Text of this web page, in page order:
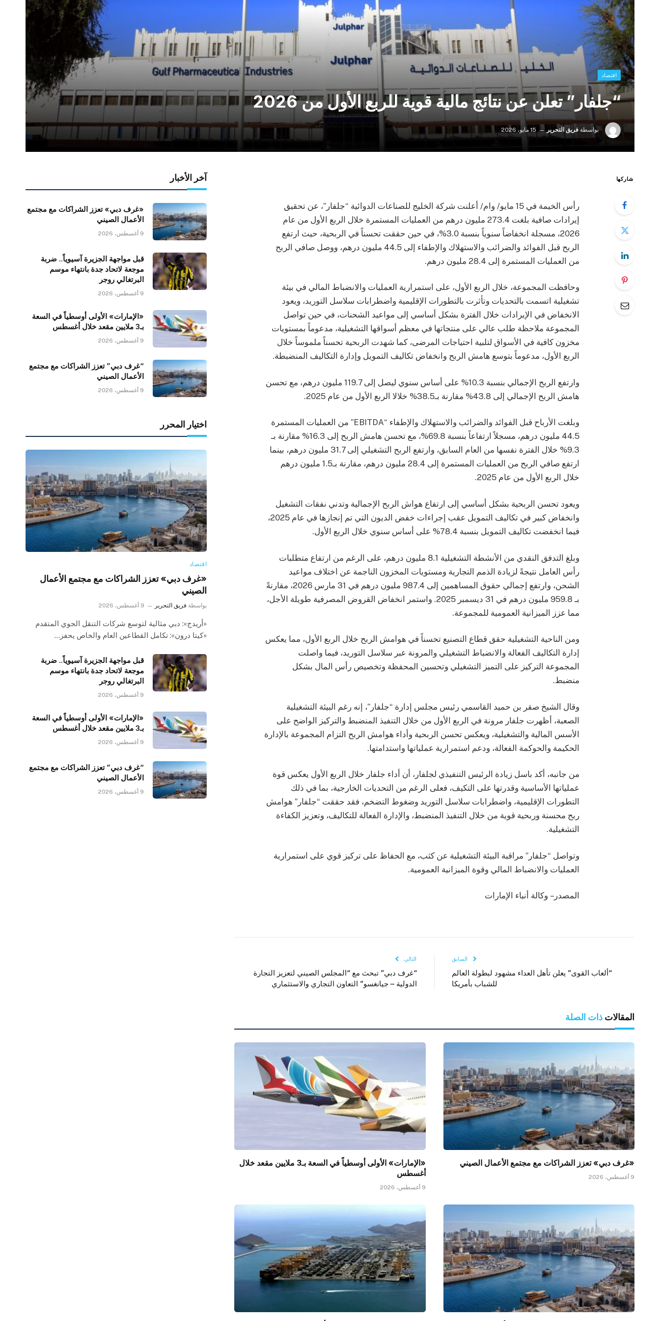
اقتصاد
“جلفار” تعلن عن نتائج مالية قوية للربع الأول من 2026
بواسطة فريق التحرير 15 مايو، 2026
شاركها
رأس الخيمة في 15 مايو/ وام/ أعلنت شركة الخليج للصناعات الدوائية “جلفار”، عن تحقيق
إيرادات صافية بلغت 273.4 مليون درهم من العمليات المستمرة خلال الربع الأول من عام
2026، مسجلة انخفاضاً سنوياً بنسبة 3.0%، في حين حققت تحسناً في الربحية، حيث ارتفع
الربح قبل الفوائد والضرائب والاستهلاك والإطفاء إلى 44.5 مليون درهم، ووصل صافي الربح
من العمليات المستمرة إلى 28.4 مليون درهم.
وحافظت المجموعة، خلال الربع الأول، على استمرارية العمليات والانضباط المالي في بيئة
تشغيلية اتسمت بالتحديات وتأثرت بالتطورات الإقليمية واضطرابات سلاسل التوريد، ويعود
الانخفاض في الإيرادات خلال الفترة بشكل أساسي إلى مواعيد الشحنات، في حين تواصل
المجموعة ملاحظة طلب عالي على منتجاتها في معظم أسواقها التشغيلية، مدعوماً بمستويات
مخزون كافية في الأسواق لتلبية احتياجات المرضى، كما شهدت الربحية تحسناً ملموساً خلال
الربع الأول، مدعوماً بتوسع هامش الربح وانخفاض تكاليف التمويل وإدارة التكاليف المنضبطة.
وارتفع الربح الإجمالي بنسبة 10.3% على أساس سنوي ليصل إلى 119.7 مليون درهم، مع تحسن
هامش الربح الإجمالي إلى 43.8% مقارنة بـ38.5% خلالا الربع الأول من عام 2025.
وبلغت الأرباح قبل الفوائد والضرائب والاستهلاك والإطفاء “EBITDA” من العمليات المستمرة
44.5 مليون درهم، مسجلاً ارتفاعاً بنسبة 69.8%، مع تحسن هامش الربح إلى 16.3% مقارنة بـ
9.3% خلال الفترة نفسها من العام السابق، وارتفع الربح التشغيلي إلى 31.7 مليون درهم، بينما
ارتفع صافي الربح من العمليات المستمرة إلى 28.4 مليون درهم، مقارنة بـ1.5 مليون درهم
خلال الربع الأول من عام 2025.
ويعود تحسن الربحية بشكل أساسي إلى ارتفاع هواش الربح الإجمالية وتدني نفقات التشغيل
وانخفاض كبير في تكاليف التمويل عقب إجراءات خفض الديون التي تم إنجازها في عام 2025،
فيما انخفضت تكاليف التمويل بنسبة 78.4% على أساس سنوي خلال الربع الأول.
وبلغ التدفق النقدي من الأنشطة التشغيلية 8.1 مليون درهم، على الرغم من ارتفاع متطلبات
رأس العامل نتيجةً لزيادة الذمم التجارية ومستويات المخزون الناجمة عن اختلاف مواعيد
الشحن، وارتفع إجمالي حقوق المساهمين إلى 987.4 مليون درهم في 31 مارس 2026، مقارنةً
بـ 959.8 مليون درهم في 31 ديسمبر 2025. واستمر انخفاض القروض المصرفية طويلة الأجل،
مما عزز الميزانية العمومية للمجموعة.
ومن الناحية التشغيلية حقق قطاع التصنيع تحسناً في هوامش الربح خلال الربع الأول، مما يعكس
إدارة التكاليف الفعالة والانضباط التشغيلي والمرونة عبر سلاسل التوريد، فيما واصلت
المجموعة التركيز على التميز التشغيلي وتحسين المحفظة وتخصيص رأس المال بشكل
منضبط.
وقال الشيخ صقر بن حميد القاسمي رئيس مجلس إدارة “جلفار”، إنه رغم البيئة التشغيلية
الصعبة، أظهرت جلفار مرونة في الربع الأول من خلال التنفيذ المنضبط والتركيز الواضح على
الأسس المالية والتشغيلية، ويعكس تحسن الربحية وأداء هوامش الربح التزام المجموعة بالإدارة
الحكيمة والحوكمة الفعالة، ودعم استمرارية عملياتها واستدامتها.
من جانبه، أكد باسل زيادة الرئيس التنفيذي لجلفار، أن أداء جلفار خلال الربع الأول يعكس قوة
عملياتها الأساسية وقدرتها على التكيف، فعلى الرغم من التحديات الخارجية، بما في ذلك
التطورات الإقليمية، واضطرابات سلاسل التوريد وضغوط التضخم، فقد حققت “جلفار” هوامش
ربح محسنة وربحية قوية من خلال التنفيذ المنضبط، والإدارة الفعالة للتكاليف، وتعزيز الكفاءة
التشغيلية.
وتواصل “جلفار” مراقبة البيئة التشغيلية عن كثب، مع الحفاظ على تركيز قوي على استمرارية
العمليات والانضباط المالي وقوة الميزانية العمومية.
المصدر – وكالة أنباء الإمارات
السابق
“ألعاب القوى” يعلن تأهل العداء مشهود لبطولة العالم
للشباب بأمريكا
التالي
“غرف دبي” تبحث مع “المجلس الصيني لتعزيز التجارة
الدولية – جيانغسو” التعاون التجاري والاستثماري
المقالات ذات الصلة
«غرف دبي» تعزز الشراكات مع مجتمع الأعمال الصيني
9 أغسطس، 2026
«الإمارات» الأولى أوسطياً في السعة بـ3 ملايين مقعد خلال
أغسطس
9 أغسطس، 2026
آخر الأخبار
«غرف دبي» تعزز الشراكات مع مجتمع
الأعمال الصيني
9 أغسطس، 2026
قبل مواجهة الجزيرة آسيوياً.. ضربة
موجعة لاتحاد جدة بانتهاء موسم
البرتغالي روجر
9 أغسطس، 2026
«الإمارات» الأولى أوسطياً في السعة
بـ3 ملايين مقعد خلال أغسطس
9 أغسطس، 2026
“غرف دبي” تعزز الشراكات مع مجتمع
الأعمال الصيني
9 أغسطس، 2026
اختيار المحرر
اقتصاد
«غرف دبي» تعزز الشراكات مع مجتمع الأعمال
الصيني
بواسطة فريق التحرير 9 أغسطس، 2026
«أريدج»: دبي مثالية لتوسع شركات التنقل الجوي المتقدم
«كيتا درون»: تكامل القطاعين العام والخاص يحفز…
قبل مواجهة الجزيرة آسيوياً.. ضربة
موجعة لاتحاد جدة بانتهاء موسم
البرتغالي روجر
9 أغسطس، 2026
«الإمارات» الأولى أوسطياً في السعة
بـ3 ملايين مقعد خلال أغسطس
9 أغسطس، 2026
“غرف دبي” تعزز الشراكات مع مجتمع
الأعمال الصيني
9 أغسطس، 2026